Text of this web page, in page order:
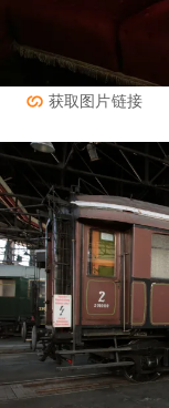
获取图片链接